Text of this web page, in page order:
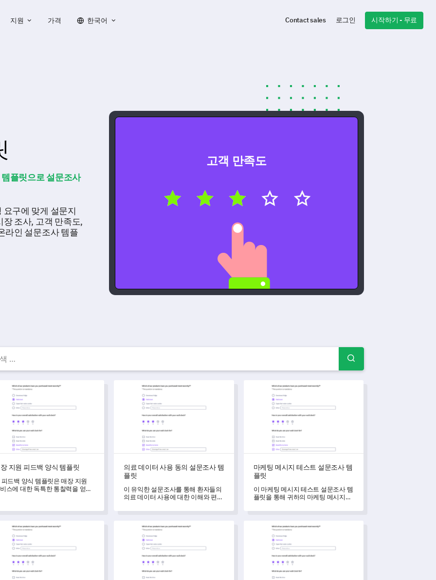
지원 가격 한국어 Contact sales 로그인 시작하기 - 무료
플릿으로 설문조사
구에 맞게 설문지
조사, 고객 만족도,
라인 설문조사 템플
고객 만족도
료 설문지 템플릿 — 설문지 예제 및 양식
지원 피드백 양식 템플릿
지원 피드백 양식 템플릿
피드백 양식 템플릿은 매장 지원
스에 대한 독특한 통찰력을 얻어
의료 데이터 사용 동의 설문조사 템플릿
의료 데이터 사용 동의 설문조사 템
플릿
이 유익한 설문조사를 통해 환자들의
의료 데이터 사용에 대한 이해와 편안
마케팅 메시지 테스트 설문조사 템플릿
마케팅 메시지 테스트 설문조사 템
플릿
이 마케팅 메시지 테스트 설문조사 템
플릿을 통해 귀하의 마케팅 메시지의
충성도 평가 설문지 템플릿 건강 결과 조사 템플릿 신시장 진출 브랜드 조사 템플릿